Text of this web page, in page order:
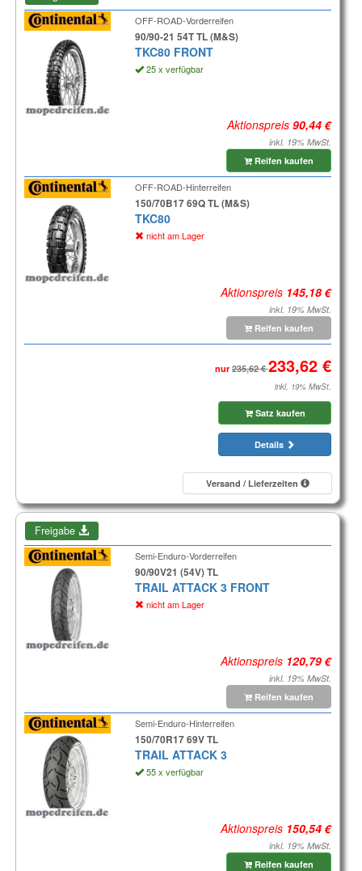
OFF-ROAD-Vorderreifen
90/90-21 54T TL (M&S)
TKC80 FRONT
25 x verfügbar
Aktionspreis
inkl. 19% MwSt.
Reifen kaufen
OFF-ROAD-Hinterreifen
150/70B17 69Q TL (M&S)
TKC80
nicht am Lager
Aktionspreis
inkl. 19% MwSt.
Reifen kaufen
nur
inkl. 19% MwSt.
Satz kaufen
Details
Versand / Lieferzeiten
Freigabe
Semi-Enduro-Vorderreifen
90/90V21 (54V) TL
TRAIL ATTACK 3 FRONT
nicht am Lager
Aktionspreis
inkl. 19% MwSt.
Reifen kaufen
Semi-Enduro-Hinterreifen
150/70R17 69V TL
TRAIL ATTACK 3
55 x verfügbar
Aktionspreis
inkl. 19% MwSt.
Reifen kaufen